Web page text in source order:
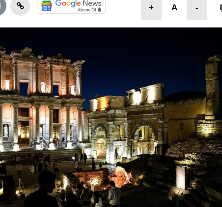
+ A -